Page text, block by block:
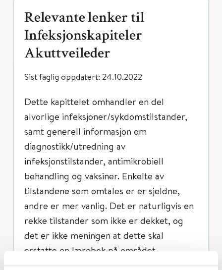
Relevante lenker til
Infeksjonskapiteler
Akuttveileder
Sist faglig oppdatert: 24.10.2022
Dette kapittelet omhandler en del
alvorlige infeksjoner/sykdomstilstander,
samt generell informasjon om
diagnostikk/utredning av
infeksjonstilstander, antimikrobiell
behandling og vaksiner. Enkelte av
tilstandene som omtales er er sjeldne,
andre er mer vanlig. Det er naturligvis en
rekke tilstander som ikke er dekket, og
det er ikke meningen at dette skal
erstatte en lærebok på området.